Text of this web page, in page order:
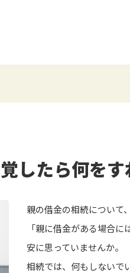
したら何をす
親の借金の相続について
「親に借金がある場合
安に思っていませんか。
相続では、何もしないで